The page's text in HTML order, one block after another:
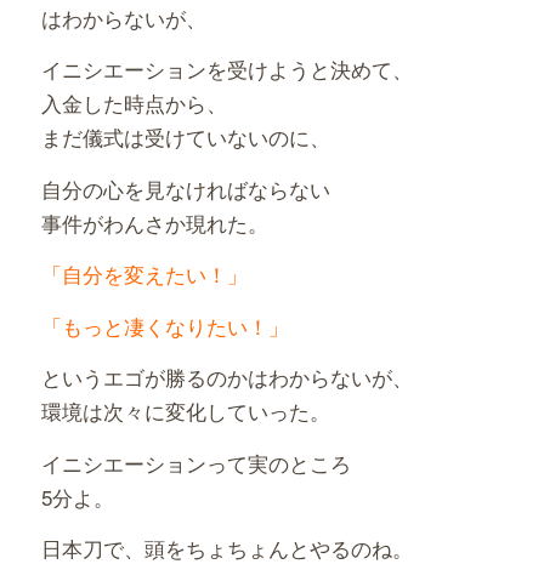
はわからないが、
イニシエーションを受けようと決めて、
入金した時点から、
まだ儀式は受けていないのに、
自分の心を見なければならない
事件がわんさか現れた。
「自分を変えたい！」
「もっと凄くなりたい！」
というエゴが勝るのかはわからないが、
環境は次々に変化していった。
イニシエーションって実のところ
5分よ。
日本刀で、頭をちょちょんとやるのね。